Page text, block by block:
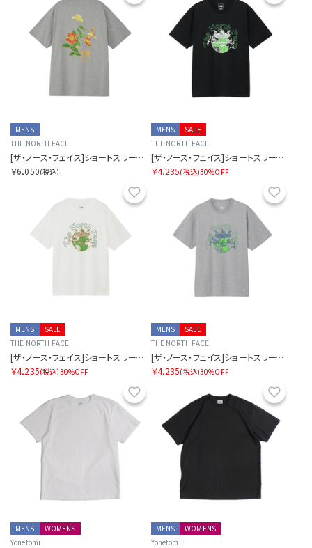
MENS
THE NORTH FACE
[ザ・ノース・フェイス]ショートスリーブヨセミテフラワーティー
￥6,050(税込)
SALE
MENS
THE NORTH FACE
[ザ・ノース・フェイス]ショートスリーブグラウンドフラワーティー
￥4,235(税込)30%OFF
お気に入り
SALE
MENS
THE NORTH FACE
[ザ・ノース・フェイス]ショートスリーブグラウンドフラワーティー
￥4,235(税込)30%OFF
SALE
MENS
THE NORTH FACE
[ザ・ノース・フェイス]ショートスリーブグラウンドフラワーティー
￥4,235(税込)30%OFF
お気に入り
MENS
WOMENS
Yonetomi
MENS
WOMENS
Yonetomi